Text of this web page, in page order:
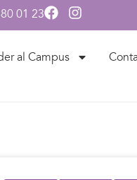
01 23
al Campus